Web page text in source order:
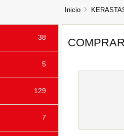
38
5
129
7
Inicio